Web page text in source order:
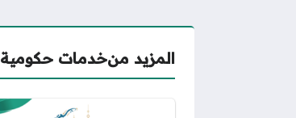
المزيد منخدمات حكومية